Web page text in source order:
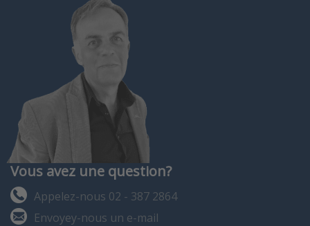
Vous avez une question?
Appelez-nous 02 - 387 2864
Envoyey-nous un e-mail